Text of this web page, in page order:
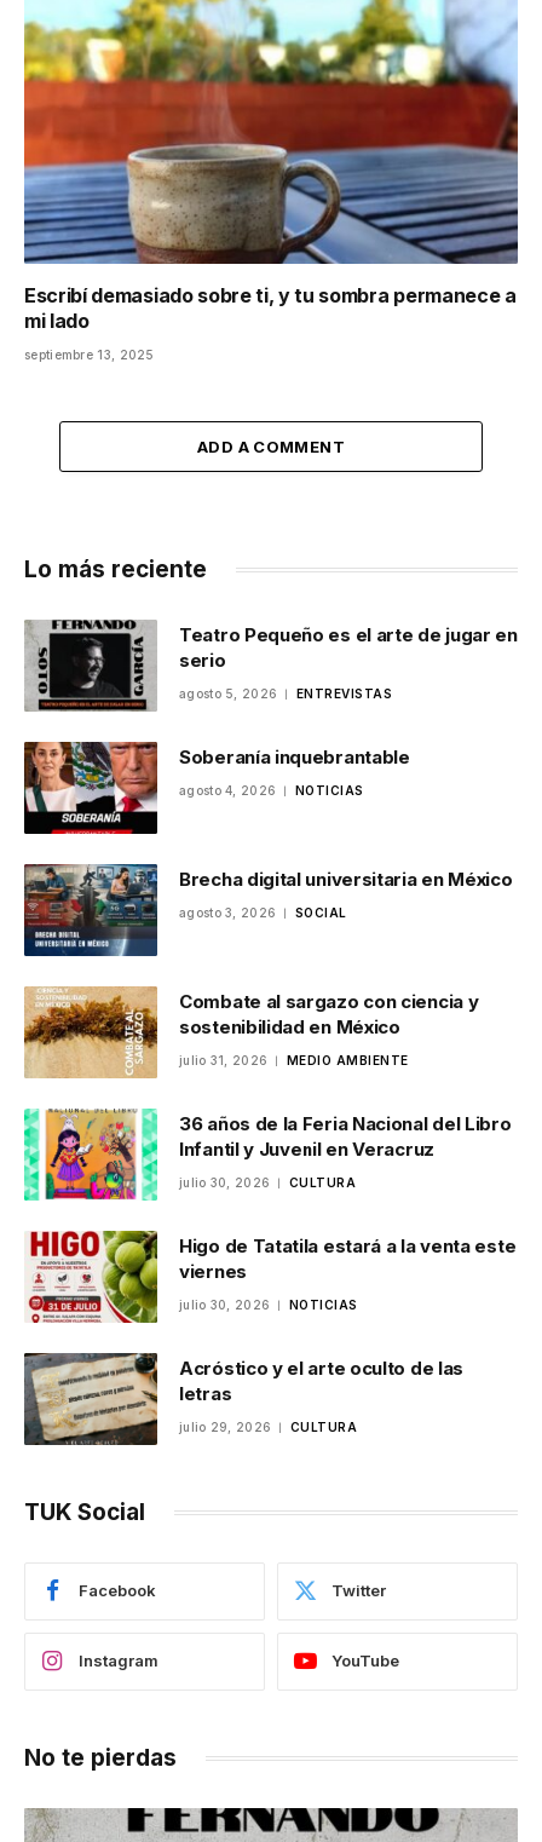
Escribí demasiado sobre ti, y tu sombra permanece a
mi lado
septiembre 13, 2025
ADD A COMMENT
Lo más reciente
Teatro Pequeño es el arte de jugar en
serio
agosto 5, 2026 ENTREVISTAS
Soberanía inquebrantable
agosto 4, 2026 NOTICIAS
Brecha digital universitaria en México
agosto 3, 2026 SOCIAL
Combate al sargazo con ciencia y
sostenibilidad en México
julio 31, 2026 MEDIO AMBIENTE
36 años de la Feria Nacional del Libro
Infantil y Juvenil en Veracruz
julio 30, 2026 CULTURA
Higo de Tatatila estará a la venta este
viernes
julio 30, 2026 NOTICIAS
Acróstico y el arte oculto de las
letras
julio 29, 2026 CULTURA
TUK Social
Facebook Twitter
Instagram YouTube
No te pierdas